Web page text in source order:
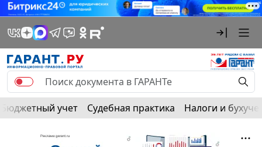
Бюджетный учет Судебная практика Налоги и